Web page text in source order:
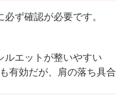
ず確認が必要です。
エットが整いやすい
有効だが、肩の落ち具合